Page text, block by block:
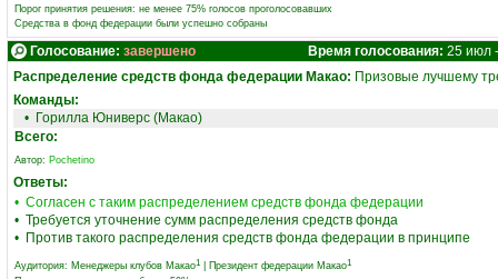
Порог принятия решения: не менее 75% голосов проголосовавших
Средства в фонд федерации были успешно собраны
Голосование: завершено Время голосования: 25 июл
Распределение средств фонда федерации Макао: Призовые лучшему
Команды:
• Горилла Юниверс (Макао)
Всего:
Автор: Pochetino
Ответы:
• Согласен с таким распределением средств фонда федерации
• Требуется уточнение сумм распределения средств фонда
• Против такого распределения средств фонда федерации в принципе
Аудитория: Менеджеры клубов Макао1 Президент федерации Макао1